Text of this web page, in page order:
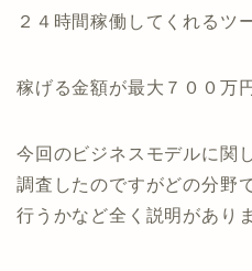
２４時間稼働してくれるツ
稼げる金額が最大７００万
今回のビジネスモデルに関
調査したのですがどの分野
行うかなど全く説明があり